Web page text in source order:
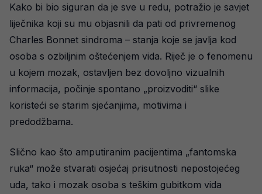
Kako bi bio siguran da je sve u redu, potražio je savjet
liječnika koji su mu objasnili da pati od privremenog
Charles Bonnet sindroma – stanja koje se javlja kod
osoba s ozbiljnim oštećenjem vida. Riječ je o fenomenu
u kojem mozak, ostavljen bez dovoljno vizualnih
informacija, počinje spontano „proizvoditi“ slike
koristeći se starim sjećanjima, motivima i
predodžbama.
Slično kao što amputiranim pacijentima „fantomska
ruka“ može stvarati osjećaj prisutnosti nepostojećeg
uda, tako i mozak osoba s teškim gubitkom vida